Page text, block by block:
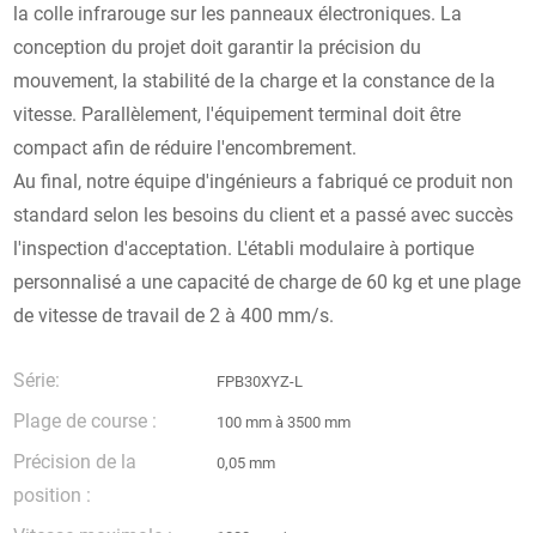
la colle infrarouge sur les panneaux électroniques. La
conception du projet doit garantir la précision du
mouvement, la stabilité de la charge et la constance de la
vitesse. Parallèlement, l'équipement terminal doit être
compact afin de réduire l'encombrement.
Au final, notre équipe d'ingénieurs a fabriqué ce produit non
standard selon les besoins du client et a passé avec succès
l'inspection d'acceptation. L'établi modulaire à portique
personnalisé a une capacité de charge de 60 kg et une plage
de vitesse de travail de 2 à 400 mm/s.
Série: FPB30XYZ-L
Plage de course : 100 mm à 3500 mm
Précision de la
position :
0,05 mm